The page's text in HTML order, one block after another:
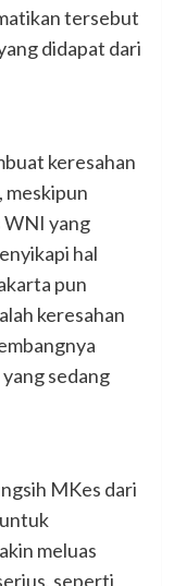
tersebut
didapat dari
keresahan
meskipun
WNI yang
hal
pun
keresahan
sedang
MKes dari
meluas
seperti